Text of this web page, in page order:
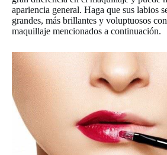
apariencia general. Haga que sus labios
grandes, más brillantes y voluptuosos
maquillaje mencionados a continuación.